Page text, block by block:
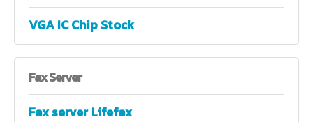
VGA IC Chip Stock
FaxServer
Fax server Lifefax